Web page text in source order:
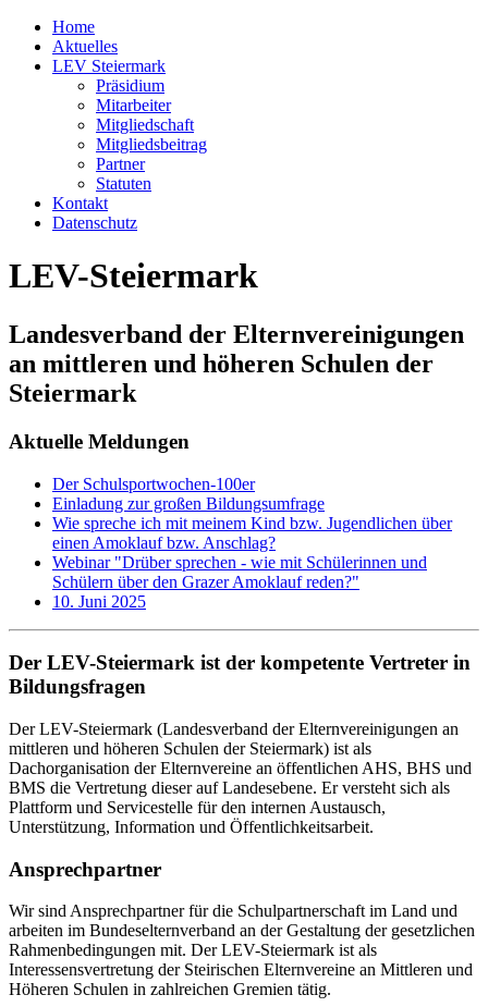
Home
Aktuelles
LEV Steiermark
Präsidium
Mitarbeiter
Mitgliedschaft
Mitgliedsbeitrag
Partner
Statuten
Kontakt
Datenschutz
LEV-Steiermark
Landesverband der Elternvereinigungen
an mittleren und höheren Schulen der
Steiermark
Aktuelle Meldungen
Der Schulsportwochen-100er
Einladung zur großen Bildungsumfrage
Wie spreche ich mit meinem Kind bzw. Jugendlichen über
einen Amoklauf bzw. Anschlag?
Webinar "Drüber sprechen - wie mit Schülerinnen und
Schülern über den Grazer Amoklauf reden?"
10. Juni 2025
Der LEV-Steiermark ist der kompetente Vertreter in
Bildungsfragen
Der LEV-Steiermark (Landesverband der Elternvereinigungen an
mittleren und höheren Schulen der Steiermark) ist als
Dachorganisation der Elternvereine an öffentlichen AHS, BHS und
BMS die Vertretung dieser auf Landesebene. Er versteht sich als
Plattform und Servicestelle für den internen Austausch,
Unterstützung, Information und Öffentlichkeitsarbeit.
Ansprechpartner
Wir sind Ansprechpartner für die Schulpartnerschaft im Land und
arbeiten im Bundeselternverband an der Gestaltung der gesetzlichen
Rahmenbedingungen mit. Der LEV-Steiermark ist als
Interessensvertretung der Steirischen Elternvereine an Mittleren und
Höheren Schulen in zahlreichen Gremien tätig.